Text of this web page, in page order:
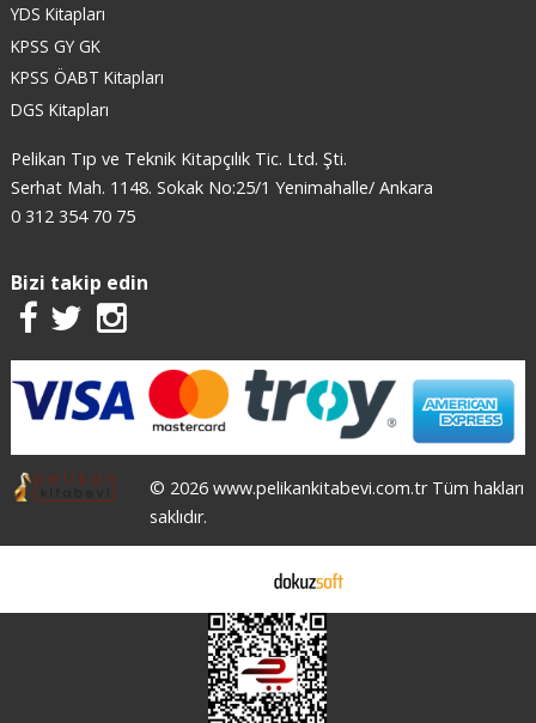
YDS Kitapları
KPSS GY GK
KPSS ÖABT Kitapları
DGS Kitapları
Pelikan Tıp ve Teknik Kitapçılık Tic. Ltd. Şti.
Serhat Mah. 1148. Sokak No:25/1 Yenimahalle/ Ankara
0 312 354 70 75
Bizi takip edin
© 2026 www.pelikankitabevi.com.tr Tüm hakları
saklıdır.